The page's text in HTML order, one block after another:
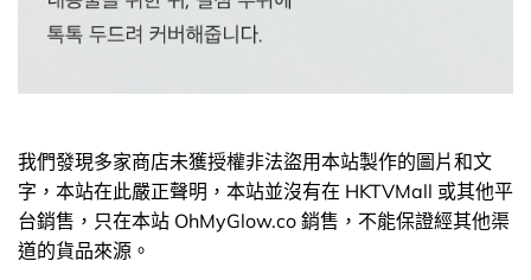
我們發現多家商店未獲授權非法盜用本站製作的圖片和文
字，本站在此嚴正聲明，本站並沒有在 HKTVMall 或其他平
台銷售，只在本站 OhMyGlow.co 銷售，不能保證經其他渠
道的貨品來源。